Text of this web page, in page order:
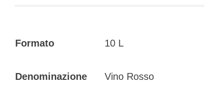
Formato 10 L
Denominazione Vino Rosso